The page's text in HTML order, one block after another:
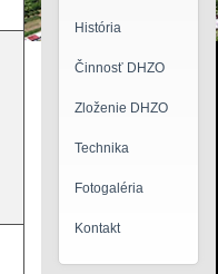
História
Činnosť DHZO
Zloženie DHZO
Technika
Fotogaléria
Kontakt